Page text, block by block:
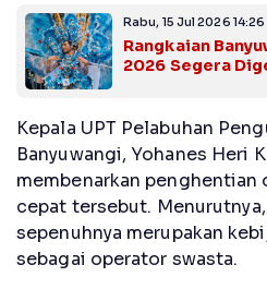
Rabu, 15 Jul 2026 14:26
Rangkaian
2026 Segera
Kepala UPT Pelabuhan
Banyuwangi, Yohanes Heri
membenarkan penghentian
cepat tersebut.
sepenuhnya merupakan
sebagai operator swasta.